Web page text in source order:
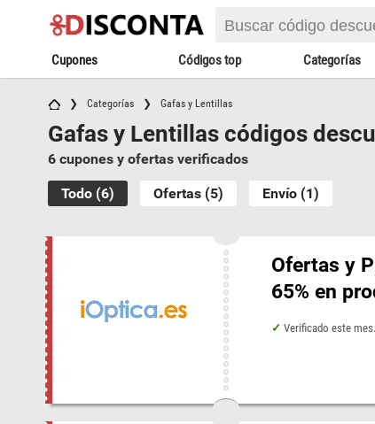
Cupones Códigos top Categorías
Categorías Gafas y Lentillas
Gafas y Lentillas códigos
6 cupones y ofertas verificados
Todo (6) Ofertas (5) Envío (1)
Ofertas y
65% en
Verificado este